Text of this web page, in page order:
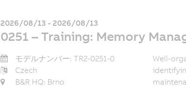
2026/08/13 - 2026/08/13
0251 – Training: Memory
モデルナンバー: TR2-0251-0
Czech
B&R HQ: Brno
Well-